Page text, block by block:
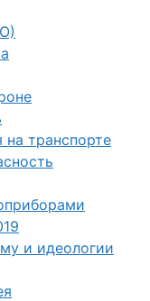
на транспорте
и идеологии